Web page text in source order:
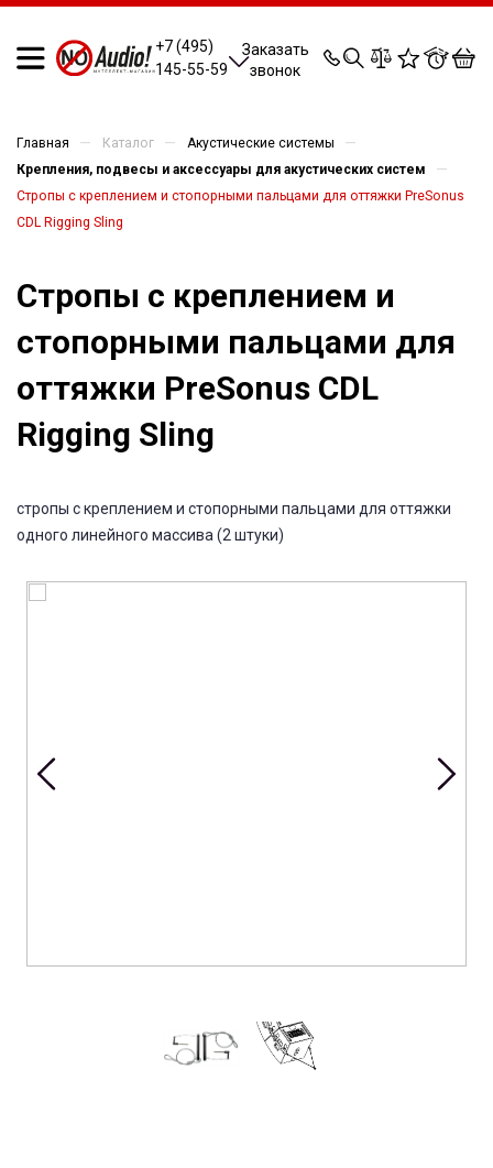
+7 (495)
145-55-59
Заказать
звонок
0 0 0 0
Главная — Каталог — Акустические системы —
Крепления, подвесы и аксессуары для акустических систем —
Стропы с креплением и стопорными пальцами для оттяжки PreSonus
CDL Rigging Sling
Стропы с креплением и
стопорными пальцами для
оттяжки PreSonus CDL
Rigging Sling
стропы с креплением и стопорными пальцами для оттяжки
одного линейного массива (2 штуки)